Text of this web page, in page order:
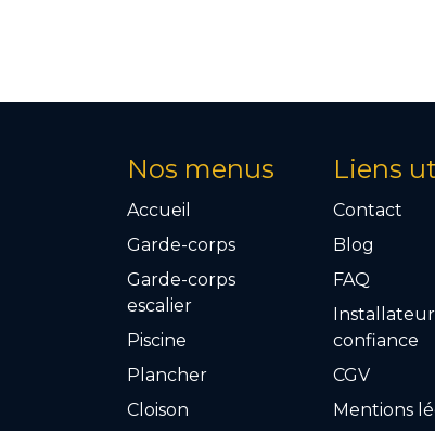
Nos menus
Accueil
Garde-corps
Garde-corps
escalier
Piscine
Plancher
Cloison
Liens
Contact
Blog
FAQ
confiance
CGV
Mention​s